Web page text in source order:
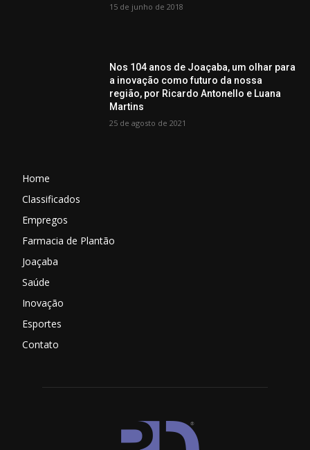
15 de junho de 2018
Nos 104 anos de Joaçaba, um olhar para
a inovação como futuro da nossa
região, por Ricardo Antonello e Luana
Martins
25 de agosto de 2021
Home
Classificados
Empregos
Farmacia de Plantão
Joaçaba
Saúde
Inovação
Esportes
Contato